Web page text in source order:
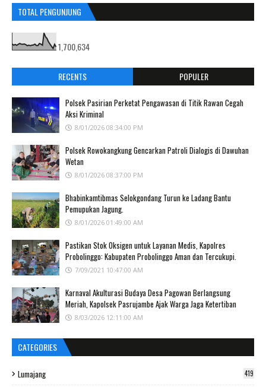
TOTAL PENGUNJUNG
1,700,634
RECENTS POPULER
Polsek Pasirian Perketat Pengawasan di Titik Rawan Cegah
Aksi Kriminal
8/01/2026 08:34:00 PM
Polsek Rowokangkung Gencarkan Patroli Dialogis di Dawuhan
Wetan
8/01/2026 08:37:00 PM
Bhabinkamtibmas Selokgondang Turun ke Ladang Bantu
Pemupukan Jagung.
8/01/2026 01:49:00 AM
Pastikan Stok Oksigen untuk Layanan Medis, Kapolres
Probolinggo: Kabupaten Probolinggo Aman dan Tercukupi.
7/09/2021 10:47:00 AM
Karnaval Akulturasi Budaya Desa Pagowan Berlangsung
Meriah, Kapolsek Pasrujambe Ajak Warga Jaga Ketertiban
8/03/2026 12:11:00 AM
CATEGORIES
Lumajang 419